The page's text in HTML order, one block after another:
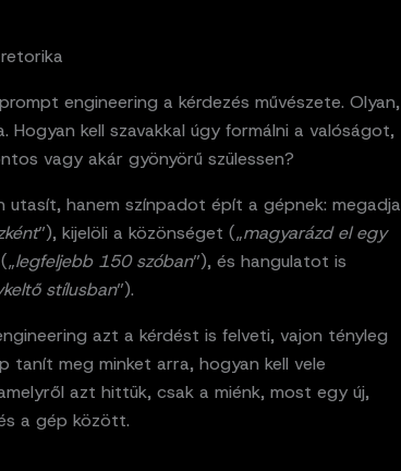
engineering a kérdezés művészete. Olyan,
Hogyan kell szavakkal úgy formálni a valóságot,
vagy akár gyönyörű szülessen?
utasít, hanem színpadot épít a gépnek: megadja
”), kijelöli a közönséget („magyarázd el egy
legfeljebb 150 szóban”), és hangulatot is
stílusban”).
azt a kérdést is felveti, vajon tényleg
tanít meg minket arra, hogyan kell vele
azt hittük, csak a miénk, most egy új,
a gép között.